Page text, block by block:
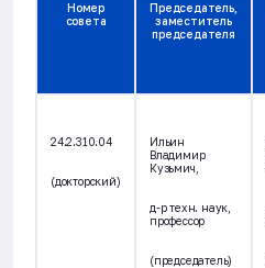
Номер
совета
Председатель,
заместитель
председателя
24.2.310.04
(докторский)
Ильин
Владимир
Кузьмич,
д-р техн. наук,
профессор
(председатель)